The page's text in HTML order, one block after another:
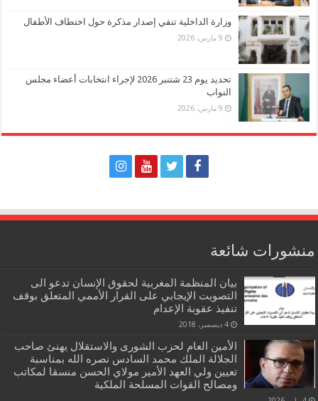
وزارة الداخلية تنفي إصدار مذكرة حول اختطاف الأطفال
9 مارس، 2026
تحديد يوم 23 شتنبر 2026 لإجراء انتخابات أعضاء مجلس
النواب
9 مارس، 2026
منشورات شائعة
بيان المنظمة المغربية لحقوق الإنسان تدعو الى
التصويت الإيجابي على القرار الأممي المتعلق بوقف
تنفيذ عقوبة الإعدام
4 ديسمبر، 2018
الأمين العام لحزب الشورى والاستقلال يهنئ صاحب
الجلالة الملك محمد السادس نصره الله بمناسبة
تعيين ولي العهد الأمير مولاي الحسن منسقا لمكاتب
ومصالح القوات المسلحة الملكية